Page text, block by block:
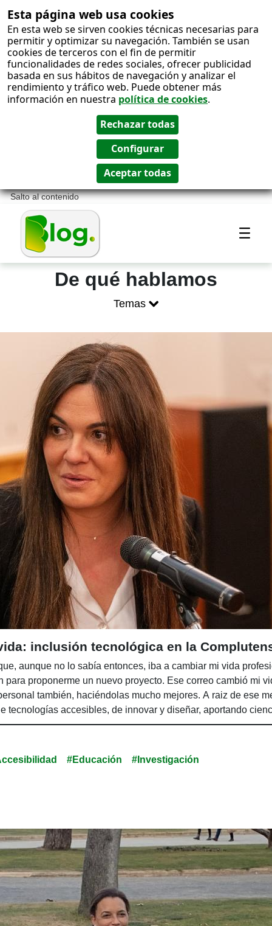
Esta página web usa cookies
En esta web se sirven cookies técnicas necesarias para
permitir y optimizar su navegación. También se usan
cookies de terceros con el fin de permitir
funcionalidades de redes sociales, ofrecer publicidad
basada en sus hábitos de navegación y analizar el
rendimiento y tráfico web. Puede obtener más
información en nuestra política de cookies.
Salto al contenido
Blog ONCE -
inclusión tecnológica en la
aunque no lo sabía entonces, iba a cambiar mi vida
proponerme un nuevo proyecto. Ese correo cambió mi
también, haciéndolas mucho mejores. A raiz de ese
tecnologías accesibles, de innovar y diseñar, aportando
#Educación #Investigación
De qué hablamos
Temas